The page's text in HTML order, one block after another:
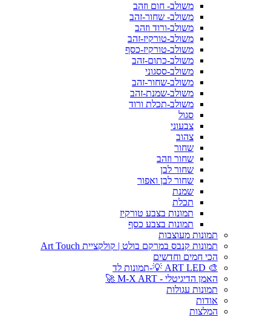
משולב- חום וזהב
משולב- שחור-זהב
משולב-ורוד וזהב
משולב-טורקיז-זהב
משולב-טורקיז-כסף
משולב-כתום-זהב
משולב-ססגוני
משולב-שחור-זהב
משולב-שמנת-זהב
משולב-תכלת ורוד
סגול
צבעוני
צהוב
שחור
שחור וזהב
שחור לבן
שחור לבן ואפור
שמנת
תכלת
תמונות בצבע טורקיז
תמונות בצבע כסף
תמונות מעוצבות
תמונות קנבס במרקם בולט | קולקציית Art Touch
הכי חמים וחדשים
🎨 ART LED 💡-תמונות לד
האמן הדיגיטלי - M-X ART 🚀
תמונות עגולות
אודות
המלצות